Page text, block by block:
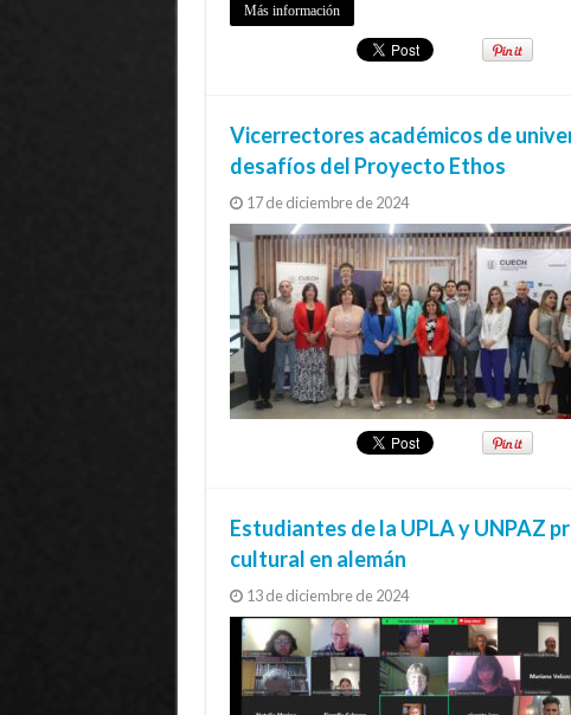
Más información
Vicerrectores académicos de
desafíos del Proyecto Ethos
17 de diciembre de 2024
Estudiantes de la UPLA y UNPAZ
cultural en alemán
13 de diciembre de 2024